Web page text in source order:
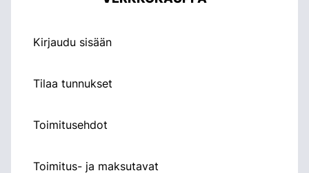
Kirjaudu sisään
Tilaa tunnukset
Toimitusehdot
Toimitus- ja maksutavat